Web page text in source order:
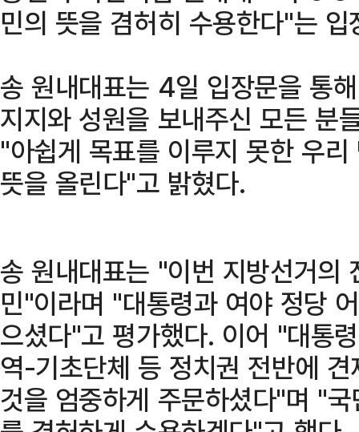
민의 뜻을 겸허히 수용한다"는 입
송 원내대표는 4일 입장문을 통
지지와 성원을 보내주신 모든 분
"아쉽게 목표를 이루지 못한 우
뜻을 올린다"고 밝혔다.
송 원내대표는 "이번 지방선거의
민"이라며 "대통령과 여야 정당
으셨다"고 평가했다. 이어 "대통
역-기초단체 등 정치권 전반에
것을 엄중하게 주문하셨다"며 "